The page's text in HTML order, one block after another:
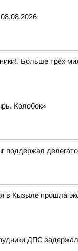
Больше трёх
Колобок»
поддержал
в Кызыле прошла
ДПС